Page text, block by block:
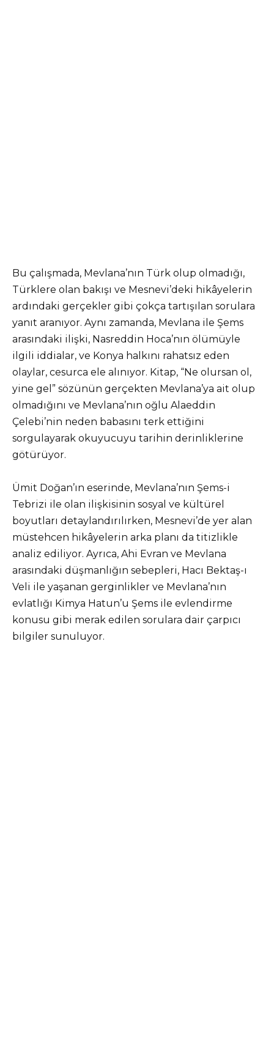
Bu çalışmada, Mevlana’nın Türk olup olmadığı,
Türklere olan bakışı ve Mesnevi’deki hikâyelerin
ardındaki gerçekler gibi çokça tartışılan sorulara
yanıt aranıyor. Aynı zamanda, Mevlana ile Şems
arasındaki ilişki, Nasreddin Hoca’nın ölümüyle
ilgili iddialar, ve Konya halkını rahatsız eden
olaylar, cesurca ele alınıyor. Kitap, “Ne olursan ol,
yine gel” sözünün gerçekten Mevlana’ya ait olup
olmadığını ve Mevlana’nın oğlu Alaeddin
Çelebi’nin neden babasını terk ettiğini
sorgulayarak okuyucuyu tarihin derinliklerine
götürüyor.
Ümit Doğan’ın eserinde, Mevlana’nın Şems-i
Tebrizi ile olan ilişkisinin sosyal ve kültürel
boyutları detaylandırılırken, Mesnevi’de yer alan
müstehcen hikâyelerin arka planı da titizlikle
analiz ediliyor. Ayrıca, Ahi Evran ve Mevlana
arasındaki düşmanlığın sebepleri, Hacı Bektaş-ı
Veli ile yaşanan gerginlikler ve Mevlana’nın
evlatlığı Kimya Hatun’u Şems ile evlendirme
konusu gibi merak edilen sorulara dair çarpıcı
bilgiler sunuluyor.